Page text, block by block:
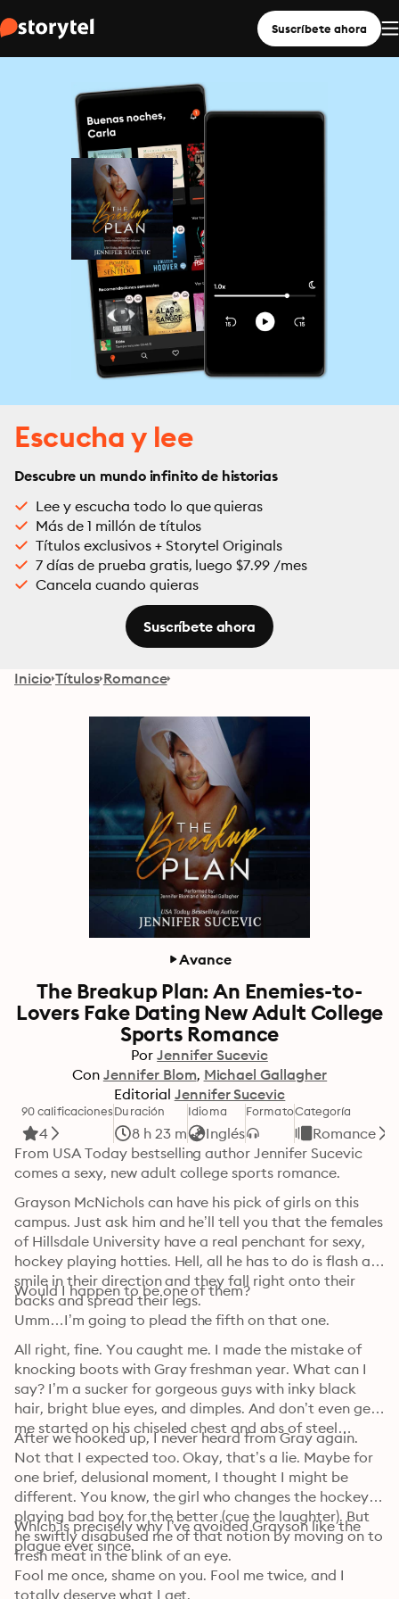
Suscríbete ahora
Escucha y lee
Descubre un mundo infinito de historias
Lee y escucha todo lo que quieras
Más de 1 millón de títulos
Títulos exclusivos + Storytel Originals
7 días de prueba gratis, luego $7.99 /mes
Cancela cuando quieras
Suscríbete ahora
Inicio Títulos Romance
Avance
The Breakup Plan: An Enemies-to-
Lovers Fake Dating New Adult College
Sports Romance
Por Jennifer Sucevic
Con Jennifer Blom Michael Gallagher
Editorial Jennifer Sucevic
90 calificaciones
4
Duración
8 h 23 m
Idioma
Inglés
FormatoCategoría
Romance
From USA Today bestselling author Jennifer Sucevic
comes a sexy, new adult college sports romance.
Grayson McNichols can have his pick of girls on this
campus. Just ask him and he’ll tell you that the females
of Hillsdale University have a real penchant for sexy,
hockey playing hotties. Hell, all he has to do is flash a
smile in their direction and they fall right onto their
backs and spread their legs.
Would I happen to be one of them?
Umm…I’m going to plead the fifth on that one.
All right, fine. You caught me. I made the mistake of
knocking boots with Gray freshman year. What can I
say? I’m a sucker for gorgeous guys with inky black
hair, bright blue eyes, and dimples. And don’t even get
me started on his chiseled chest and abs of steel…
After we hooked up, I never heard from Gray again.
Not that I expected too. Okay, that’s a lie. Maybe for
one brief, delusional moment, I thought I might be
different. You know, the girl who changes the hockey
playing bad boy for the better (cue the laughter). But
he swiftly disabused me of that notion by moving on to
fresh meat in the blink of an eye.
Which is precisely why I’ve avoided Grayson like the
plague ever since.
Fool me once, shame on you. Fool me twice, and I
totally deserve what I get.